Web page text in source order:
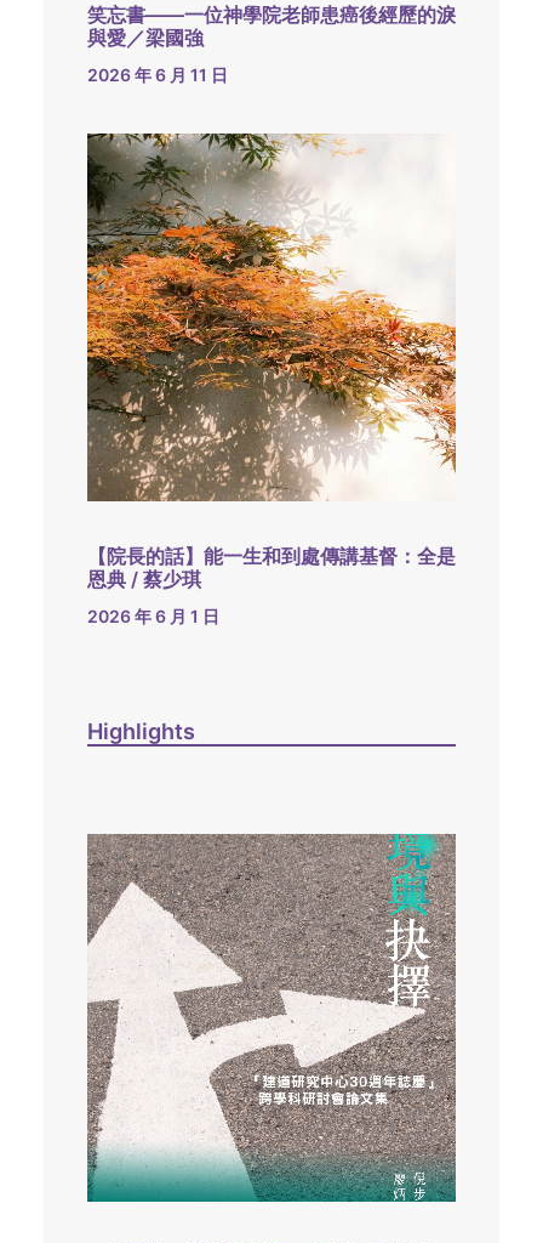
笑忘書——一位神學院老師患癌後經歷的淚
與愛／梁國強
2026 年 6 月 11 日
【院長的話】能一生和到處傳講基督：全是
恩典 / 蔡少琪
2026 年 6 月 1 日
Highlights